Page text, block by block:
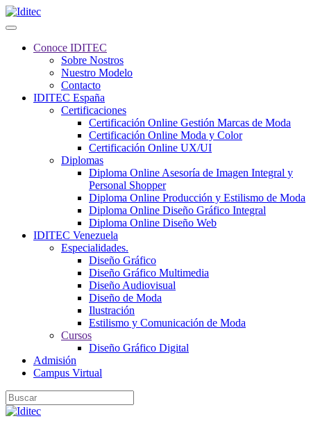
Conoce IDITEC
Sobre Nostros
Nuestro Modelo
Contacto
IDITEC España
Certificaciones
Certificación Online Gestión Marcas de Moda
Certificación Online Moda y Color
Certificación Online UX/UI
Diplomas
Diploma Online Asesoría de Imagen Integral y
Personal Shopper
Diploma Online Producción y Estilismo de Moda
Diploma Online Diseño Gráfico Integral
Diploma Online Diseño Web
IDITEC Venezuela
Especialidades.
Diseño Gráfico
Diseño Gráfico Multimedia
Diseño Audiovisual
Diseño de Moda
Ilustración
Estilismo y Comunicación de Moda
Cursos
Diseño Gráfico Digital
Admisión
Campus Virtual